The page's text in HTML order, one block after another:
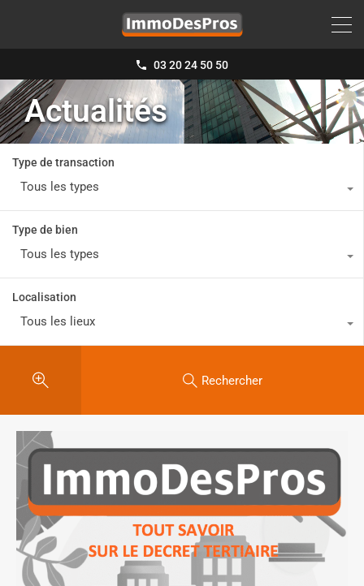
03 20 24 50 50
Actualités
Type de transaction
Tous les types
Type de bien
Tous les types
Localisation
Tous les lieux
Rechercher